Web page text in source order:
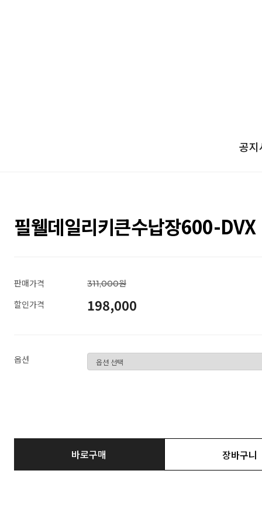
공지
필웰데일리키큰수납장600-DVX
판매가격
311,000원
할인가격
198,000
옵션
바로구매 장바구니